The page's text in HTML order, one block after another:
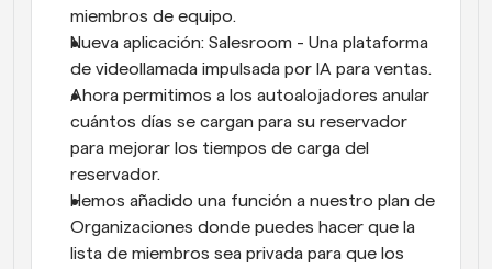
miembros de equipo.
Nueva aplicación: Salesroom - Una plataforma
de videollamada impulsada por IA para ventas.
Ahora permitimos a los autoalojadores anular
cuántos días se cargan para su reservador
para mejorar los tiempos de carga del
reservador.
Hemos añadido una función a nuestro plan de
Organizaciones donde puedes hacer que la
lista de miembros sea privada para que los